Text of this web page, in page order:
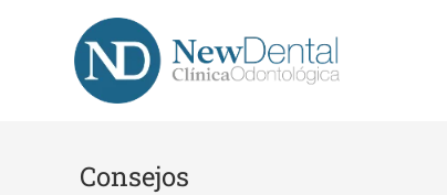
Consejos